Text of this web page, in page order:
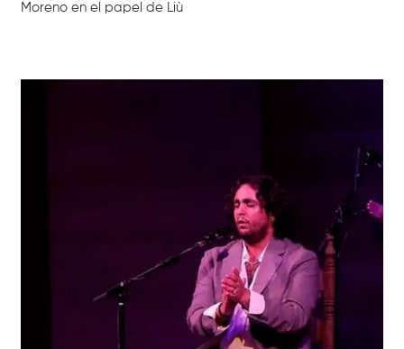
Moreno en el papel de Liù